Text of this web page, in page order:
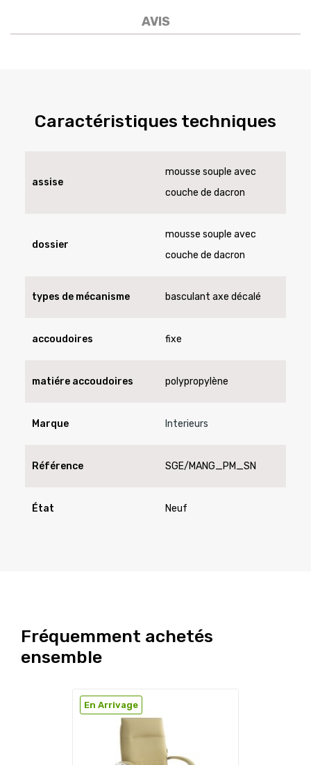
AVIS
Caractéristiques techniques
assise
mousse souple avec
couche de dacron
dossier
mousse souple avec
couche de dacron
types de mécanisme basculant axe décalé
accoudoires fixe
matiére accoudoires polypropylène
Marque Interieurs
Référence SGE/MANG_PM_SN
État Neuf
Fréquemment achetés
ensemble
En Arrivage